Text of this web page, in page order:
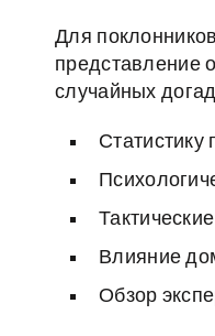
Для
представление
случайных
Статистику
Влияние
Обзор